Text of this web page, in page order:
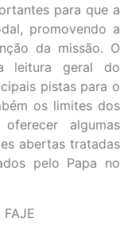
para que a
promovendo a
da missão. O
leitura geral do
pistas para o
os limites dos
algumas
abertas tratadas
pelo Papa no